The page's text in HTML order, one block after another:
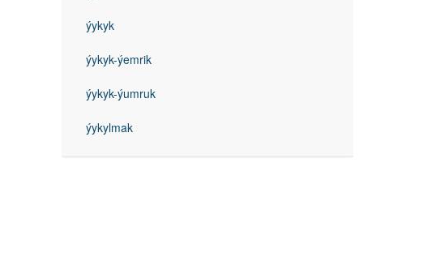
ýykyk
ýykyk-ýemrik
ýykyk-ýumruk
ýykylmak